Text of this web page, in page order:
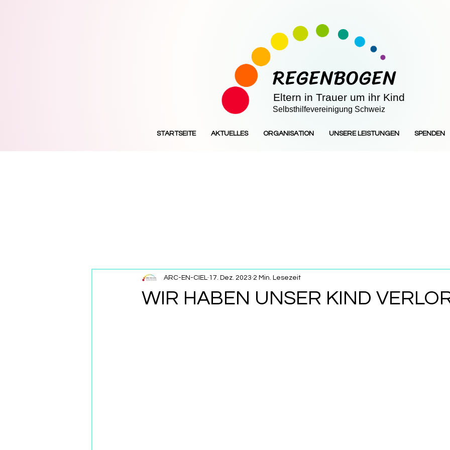
REGENBOGEN
Eltern in Trauer um ihr Kind
Selbsthilfevereinigung Schweiz
STARTSEITE AKTUELLES ORGANISATION UNSERE LEISTUNGEN SPENDEN
WIR HABEN UNSER KIND
ARC-EN-CIEL 17. Dez. 2023 2 Min. Lesezeit